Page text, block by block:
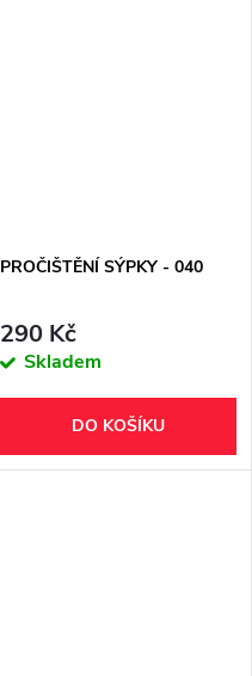
PROČIŠTĚNÍ SÝPKY - 040
290 Kč
Skladem
DO KOŠÍKU